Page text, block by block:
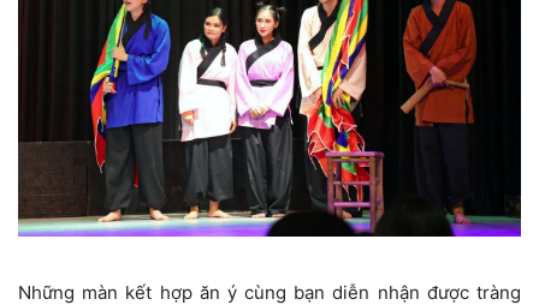
Những màn kết hợp ăn ý cùng bạn diễn nhận được tràng